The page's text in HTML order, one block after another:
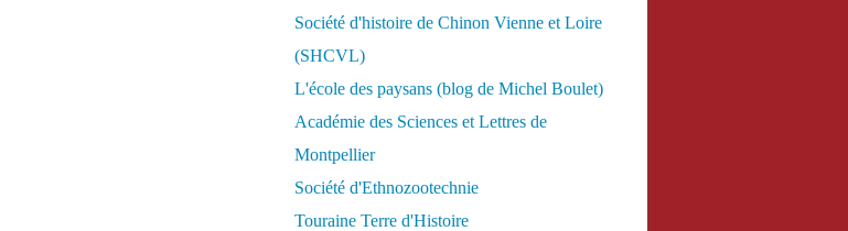
Société d'histoire de Chinon Vienne et Loire
(SHCVL)
L'école des paysans (blog de Michel Boulet)
Académie des Sciences et Lettres de
Montpellier
Société d'Ethnozootechnie
Touraine Terre d'Histoire